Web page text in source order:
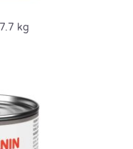
kg